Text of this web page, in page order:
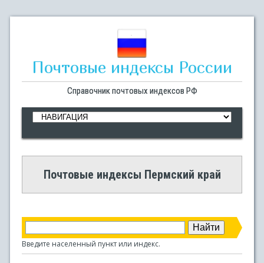
Почтовые индексы России
Справочник почтовых индексов РФ
Почтовые индексы Пермский край
Введите населенный пункт или индекс.